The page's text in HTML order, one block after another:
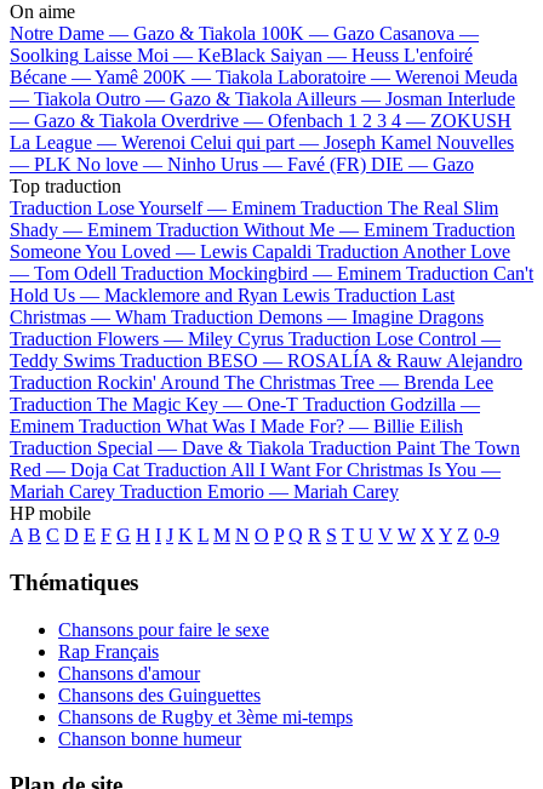
On aime
Notre Dame — Gazo & Tiakola 100K — Gazo Casanova —
Soolking Laisse Moi — KeBlack Saiyan — Heuss L'enfoiré
Bécane —Yamê 200K — Tiakola Laboratoire — Werenoi Meuda
— Tiakola Outro — Gazo & Tiakola Ailleurs — Josman Interlude
— Gazo & Tiakola Overdrive — Ofenbach 1 2 3 4 — ZOKUSH
La League — Werenoi Celui qui part — Joseph Kamel Nouvelles
— PLK No love — Ninho Urus — Favé (FR) DIE — Gazo
Top traduction
Traduction Lose Yourself — Eminem Traduction The Real Slim
Shady — Eminem Traduction Without Me — Eminem Traduction
Someone You Loved — Lewis Capaldi Traduction Another Love
— Tom Odell Traduction Mockingbird — Eminem Traduction Can't
Hold Us — Macklemore and Ryan Lewis Traduction Last
Christmas — Wham Traduction Demons — Imagine Dragons
Traduction Flowers — Miley Cyrus Traduction Lose Control —
Teddy Swims Traduction BESO — ROSALÍA & Rauw Alejandro
Traduction Rockin' Around The Christmas Tree — Brenda Lee
Traduction The Magic Key — One-T Traduction Godzilla —
Eminem Traduction What Was I Made For? — Billie Eilish
Traduction Special — Dave & Tiakola Traduction Paint The Town
Red — Doja Cat Traduction All I Want For Christmas Is You —
Mariah Carey Traduction Emorio — Mariah Carey
HP mobile
A B C D E F G H I J K L M N O P Q R S T U V W X Y Z 0-9
Thématiques
Chansons pour faire le sexe
Rap Français
Chansons d'amour
Chansons des Guinguettes
Chansons de Rugby et 3ème mi-temps
Chanson bonne humeur